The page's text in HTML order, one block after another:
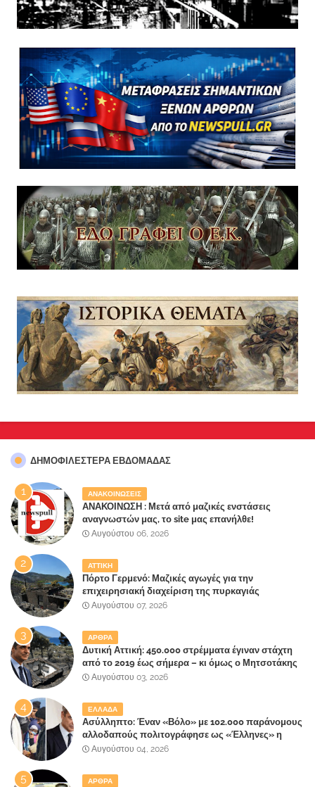
ΔΗΜΟΦΙΛΈΣΤΕΡΑ ΕΒΔΟΜΆΔΑΣ
ΑΝΑΚΟΙΝΩΣΕΙΣ
ΑΝΑΚΟΙΝΩΣΗ : Μετά από μαζικές ενστάσεις
αναγνωστών μας, το site μας επανήλθε!
Αυγούστου 06, 2026
ΑΤΤΙΚΗ
Πόρτο Γερμενό: Μαζικές αγωγές για την
επιχειρησιακή διαχείριση της πυρκαγιάς
ετοιμάζουν οι κάτοικοι!
Αυγούστου 07, 2026
ΑΡΘΡΑ
Δυτική Αττική: 450.000 στρέμματα έγιναν στάχτη
από το 2019 έως σήμερα – κι όμως ο Μητσοτάκης
έλαβε 40% και 45% στις εκλογές του 2023,ενώ 50%
Αυγούστου 03, 2026
ΕΛΛΑΔΑ
Ασύλληπτο: Έναν «Βόλο» με 102.000 παράνομους
αλλοδαπούς πολιτογράφησε ως «Έλληνες» η
κυβέρνηση!
Αυγούστου 04, 2026
ΑΡΘΡΑ